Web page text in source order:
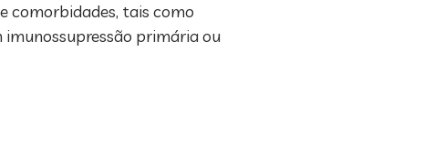
comorbidades, tais como
primária ou